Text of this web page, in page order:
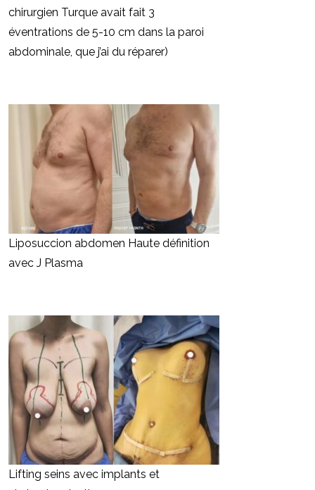
chirurgien Turque avait fait 3
éventrations de 5-10 cm dans la paroi
abdominale, que j’ai du réparer)
Liposuccion abdomen Haute définition
avec J Plasma
Lifting seins avec implants et